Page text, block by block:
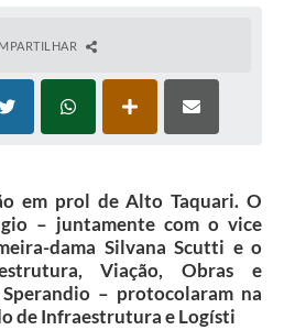
em prol de Alto Taquari. O
– juntamente com o vice
dama Silvana Scutti e o
Viação, Obras e
– protocolaram na
de Infraestrutura e Logísti